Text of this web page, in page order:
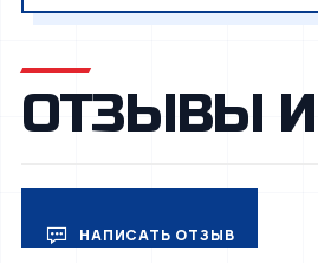
ОТЗЫВЫ
НАПИСАТЬ ОТЗЫВ